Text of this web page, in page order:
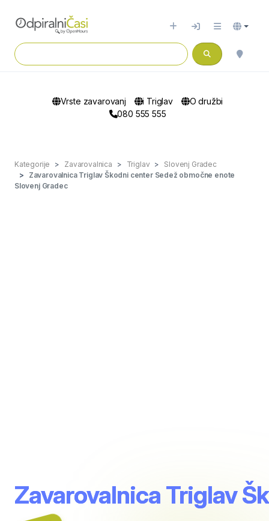
Vrste zavarovanj i Triglav
O družbi
080 555 555
Kategorije Zavarovalnica Triglav
Slovenj Gradec
Zavarovalnica Triglav Škodni center Sedež območne enote
Slovenj Gradec
Zavarovalnica Triglav